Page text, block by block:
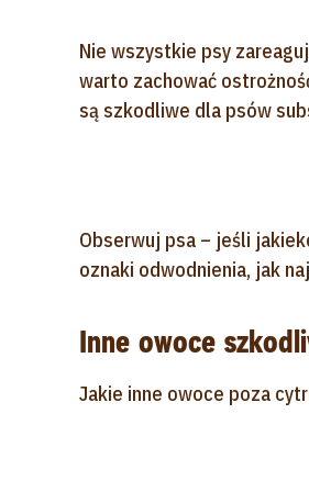
Nie wszystkie psy
warto zachować
są szkodliwe dla psów
Obserwuj psa – jeśli
oznaki odwodnienia, jak
Inne owoce
Jakie inne owoce poza